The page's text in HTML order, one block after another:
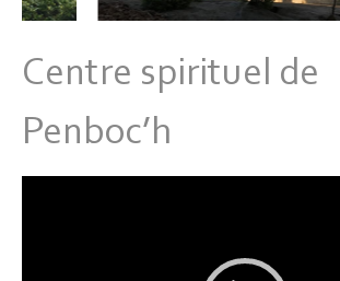
Centre spirituel de
Penboc’h